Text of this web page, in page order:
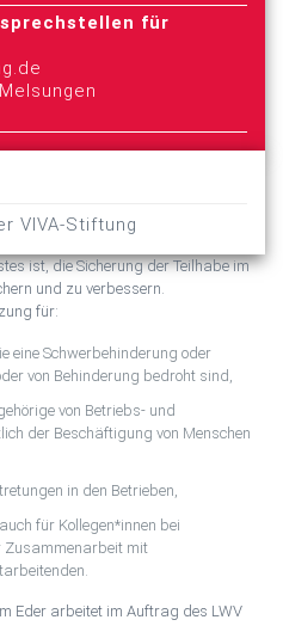
für
VIVA-Stiftung
ist, die Sicherung der Teilhabe im
und zu verbessern.
für:
eine Schwerbehinderung oder
von Behinderung bedroht sind,
von Betriebs- und
der Be­schäftigung von Menschen
in den Betrieben,
für Kollegen*innen bei
Zusammenarbeit mit
Eder arbeitet im Auftrag des LWV